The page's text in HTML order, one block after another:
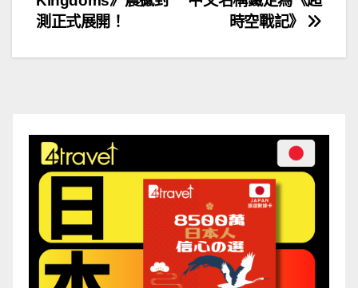
章
導
時空戰記》
測正式展開！